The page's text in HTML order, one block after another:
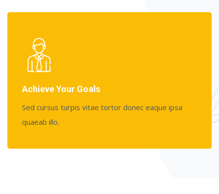
Achieve Your Goals
Sed cursus turpis vitae tortor donec eaque ipsa
quaeab illo.